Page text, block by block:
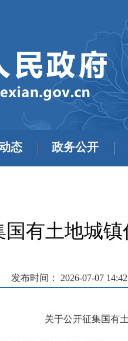
态 政务公开
国有土地城
发布时间： 2026-07-07 14:42
关于公开征集国有